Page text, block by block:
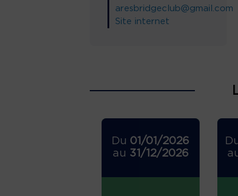
aresbridgeclub@gmail.com
Site internet
Du 01/01/2026
au 31/12/2026